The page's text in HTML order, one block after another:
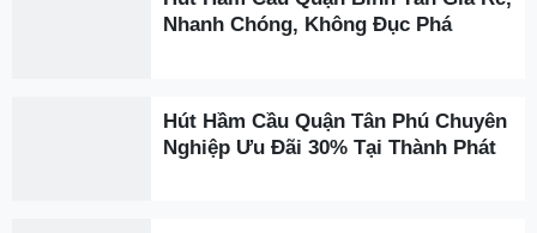
Nhanh Chóng, Không Đục Phá
Hút Hầm Cầu Quận Tân Phú Chuyên
Nghiệp Ưu Đãi 30% Tại Thành Phát